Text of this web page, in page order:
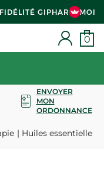
GIPHAR & MOI
0
ENVOYER
MON
ORDONNANCE
Huiles essentielles